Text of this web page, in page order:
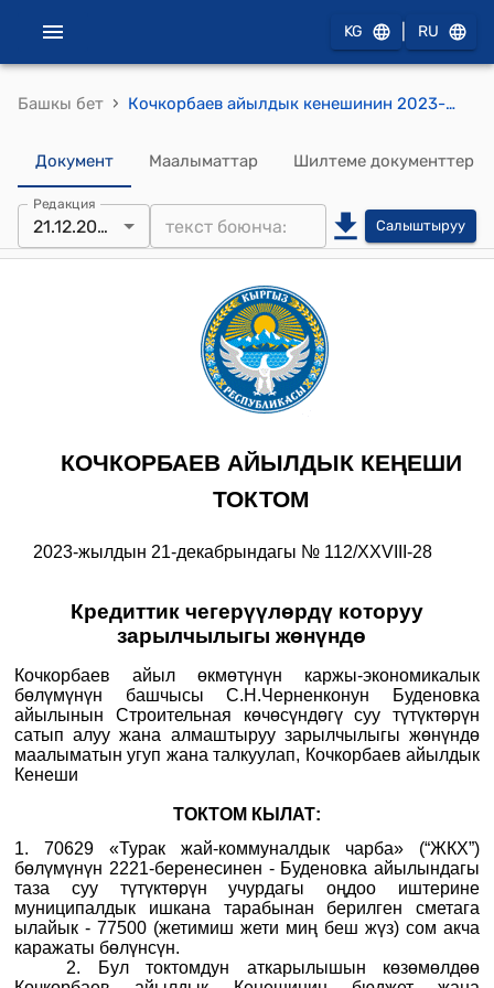
KG RU
Башкы бет › Кочкорбаев айылдык кенешинин 2023-жылдын 21-декабрындагы № 112/XXVIII-28 "Кредиттик чегерүүлөрдү которуу зарылчылыгы жөнүндө" токтому
Документ Маалыматтар Шилтеме документтер
Редакция
21.12.2023 Салыштыруу